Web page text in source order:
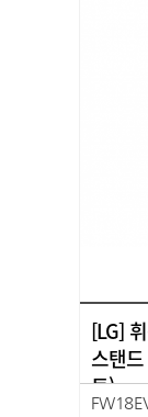
[LG]
스탠
트)